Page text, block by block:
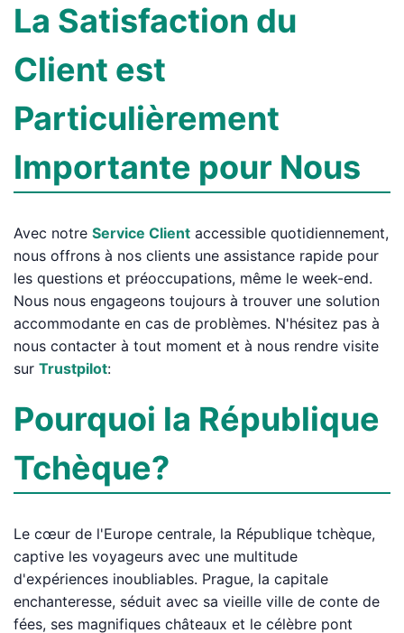
La Satisfaction du
Client est
Particulièrement
Importante pour Nous
Avec notre Service Client accessible quotidiennement,
nous offrons à nos clients une assistance rapide pour
les questions et préoccupations, même le week-end.
Nous nous engageons toujours à trouver une solution
accommodante en cas de problèmes. N'hésitez pas à
nous contacter à tout moment et à nous rendre visite
sur Trustpilot:
Pourquoi la République
Tchèque?
Le cœur de l'Europe centrale, la République tchèque,
captive les voyageurs avec une multitude
d'expériences inoubliables. Prague, la capitale
enchanteresse, séduit avec sa vieille ville de conte de
fées, ses magnifiques châteaux et le célèbre pont